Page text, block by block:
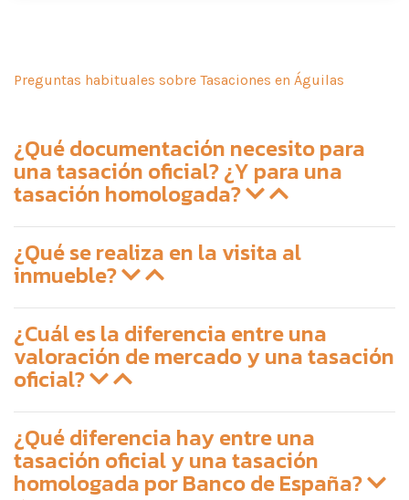
Preguntas habituales sobre Tasaciones en Águilas
¿Qué documentación necesito para
una tasación oficial? ¿Y para una
tasación homologada?
¿Qué se realiza en la visita al
inmueble?
¿Cuál es la diferencia entre una
valoración de mercado y una tasación
oficial?
¿Qué diferencia hay entre una
tasación oficial y una tasación
homologada por Banco de España?